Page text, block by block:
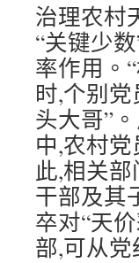
治理农村
“关键少
率作用。
时,个别
头大哥”
中,农村
此,相关
干部及其
卒对“天
部,可从